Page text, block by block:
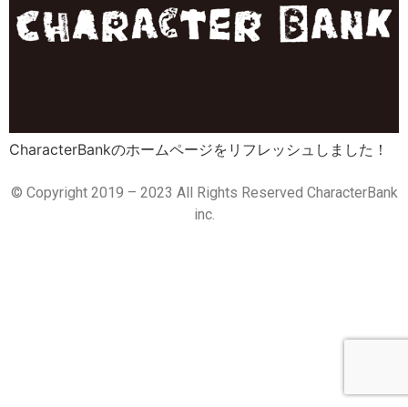
CharacterBankのホームページをリフレッシュしました！
© Copyright 2019 – 2023 All Rights Reserved CharacterBank
inc.